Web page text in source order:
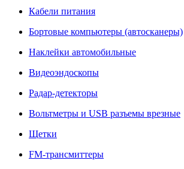
Кабели питания
Бортовые компьютеры (автосканеры)
Наклейки автомобильные
Видеоэндоскопы
Радар-детекторы
Вольтметры и USB разъемы врезные
Щетки
FM-трансмиттеры